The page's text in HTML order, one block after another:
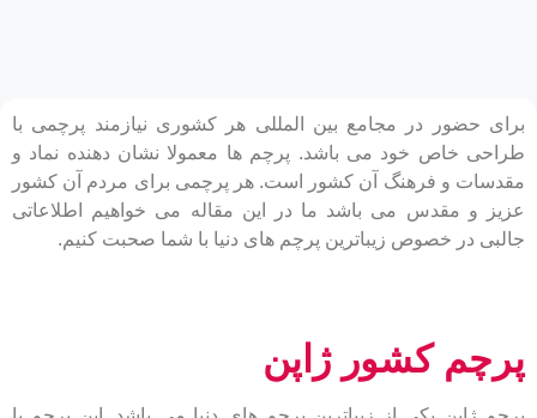
برای حضور در مجامع بین المللی هر کشوری نیازمند پرچمی با
طراحی خاص خود می باشد. پرچم ها معمولا نشان دهنده نماد و
مقدسات و فرهنگ آن کشور است. هر پرچمی برای مردم آن کشور
عزیز و مقدس می باشد ما در این مقاله می خواهیم اطلاعاتی
جالبی در خصوص زیباترین پرچم های دنیا با شما صحبت کنیم.
پرچم کشور ژاپن